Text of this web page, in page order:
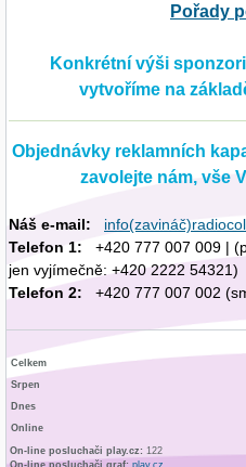
Pořady
Konkrétní výši
vytvoříme na
Objednávky reklamních
zavolejte nám, vše
Náš e-mail:
Telefon 1:
+420 777 007 009 |
jen vyjímečně: +420 2222 54321)
Telefon 2:
+420 777 007 002
Celkem
Srpen
Dnes
Online
On-line posluchači play.cz: 122
On-line posluchači graf: play.cz